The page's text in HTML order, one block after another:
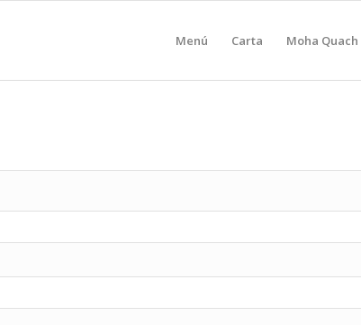
Menú Carta Moha Quach